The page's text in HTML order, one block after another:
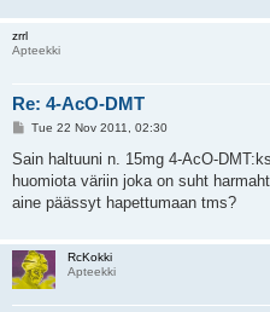
zrrl
Apteekki
Re: 4-AcO-DMT
P
s
Tue 22 Nov 2011, 02:30
Sain haltuuni n. 15mg 4-AcO-
huomiota väriin joka on suht
aine päässyt hapettumaan tms?
RcKokki
Apteekki